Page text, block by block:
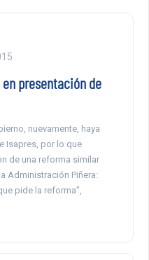
presentación de
nuevamente, haya
Isapres, por lo que
de una reforma similar
Administración Piñera:
pide la reforma”,